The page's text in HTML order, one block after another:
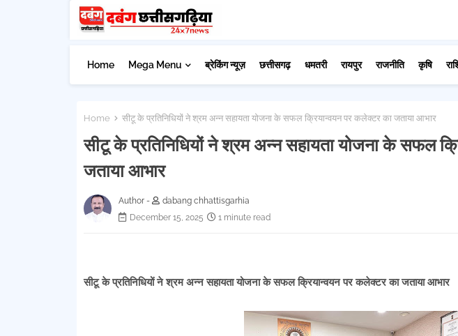
Home Mega Menu ब्रेकिंग न्यूज़ छत्तीसगढ़ धमतरी रायपुर राजनीति कृषि
Home सीटू के प्रतिनिधियों ने श्रम अन्न सहायता योजना के सफल क्रियान्वयन पर कलेक्टर का जताया आभार
सीटू के प्रतिनिधियों ने श्रम अन्न सहायता योजना के सफल
जताया आभार
Author -
dabang chhattisgarhia
December 15, 2025
1 minute read
सीटू के प्रतिनिधियों ने श्रम अन्न सहायता योजना के सफल क्रियान्वयन पर कलेक्टर का जताया आभार